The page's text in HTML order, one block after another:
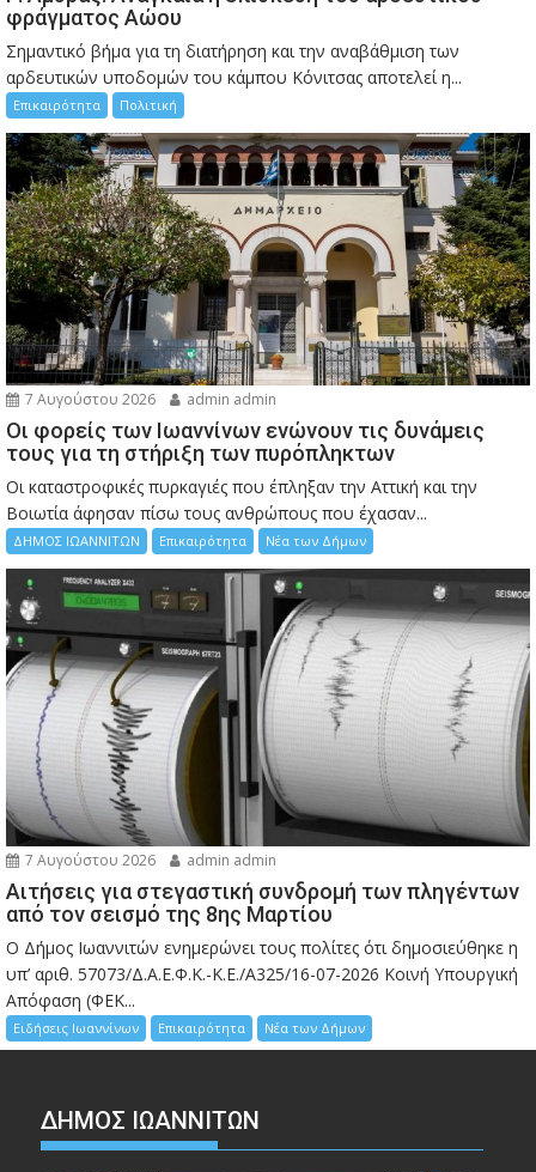
φράγματος Αώου
Σημαντικό βήμα για τη διατήρηση και την αναβάθμιση των
αρδευτικών υποδομών του κάμπου Κόνιτσας αποτελεί η...
Επικαιρότητα Πολιτική
7 Αυγούστου 2026 admin admin
Οι φορείς των Ιωαννίνων ενώνουν τις δυνάμεις
τους για τη στήριξη των πυρόπληκτων
Οι καταστροφικές πυρκαγιές που έπληξαν την Αττική και την
Bοιωτία άφησαν πίσω τους ανθρώπους που έχασαν...
ΔΗΜΟΣ ΙΩΑΝΝΙΤΩΝ Επικαιρότητα Νέα των Δήμων
7 Αυγούστου 2026 admin admin
Αιτήσεις για στεγαστική συνδρομή των πληγέντων
από τον σεισμό της 8ης Μαρτίου
Ο Δήμος Ιωαννιτών ενημερώνει τους πολίτες ότι δημοσιεύθηκε η
υπ’ αριθ. 57073/Δ.Α.Ε.Φ.Κ.-Κ.Ε./Α325/16-07-2026 Κοινή Υπουργική
Απόφαση (ΦΕΚ...
Ειδήσεις Ιωαννίνων Επικαιρότητα Νέα των Δήμων
ΔΗΜΟΣ ΙΩΑΝΝΙΤΩΝ